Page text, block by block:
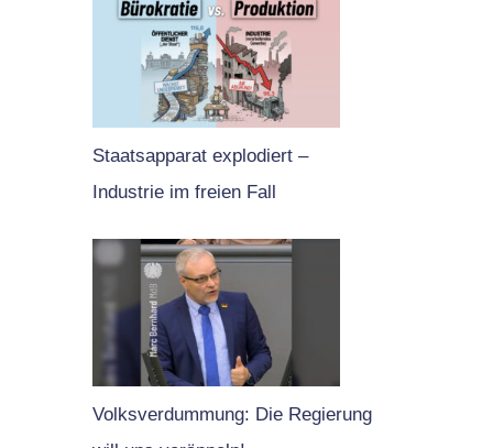
Staatsapparat explodiert –
Industrie im freien Fall
Volksverdummung: Die Regierung